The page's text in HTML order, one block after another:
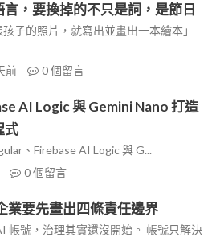
，要換掉的不只是詞，是節日
子的照片，就寫出並畫出一本繪本」
前 0個留言
AI Logic 與 Gemini Nano 打造
式
、Firebase AI Logic 與 G...
0個留言
業要先畫出四條責任邊界
帳號，治理其實還沒開始。 帳號只解決